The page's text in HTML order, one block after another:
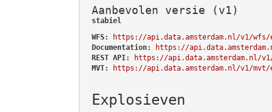
Aanbevolen versie (v1)
stabiel
WFS:
https://api.data.amsterdam.nl/v1/wfs/
Documentation:
https://
REST API:
https://api.data.amsterdam.nl/v1/
MVT:
https://api.data.amsterdam.nl/v1/mvt/
Explosieven